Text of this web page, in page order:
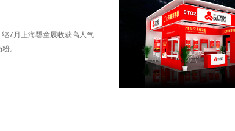
7月上海婴童展收获高人气
。